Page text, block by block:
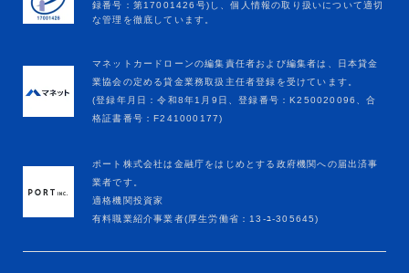
マネットカードローンの編集責任者および編集者は、日本貸金
業協会の定める貸金業務取扱主任者登録を受けています。
(登録年月日：令和8年1月9日、登録番号：K250020096、合
格証書番号：F241000177)
ポート株式会社は金融庁をはじめとする政府機関への届出済事
業者です。
適格機関投資家
有料職業紹介事業者(厚生労働省：13-ﾕ-305645)